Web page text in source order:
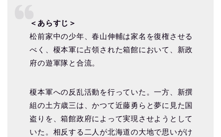
＜あらすじ＞
松前家中の少年、春山伸輔は家名を復権させる
べく、榎本軍に占領された箱館において、新政
府の遊軍隊と合流。
榎本軍への反乱活動を行っていた。一方、新撰
組の土方歳三は、かつて近藤勇らと夢に見た国
盗りを、箱館政府によって実現させようとして
いた。相反する二人が北海道の大地で思いがけ